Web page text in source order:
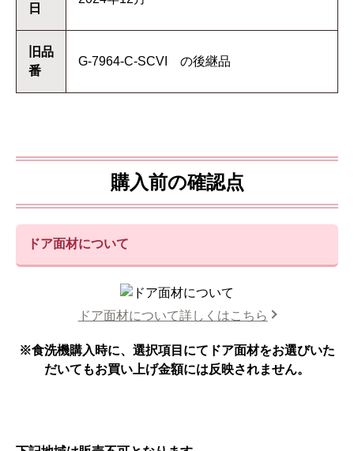
日
旧品
番
G-7964-C-SCVI の後継品
購入前の確認点
ドア面材について
ドア面材について詳しくはこちら
※食洗機購入時に、選択項目にてドア面材をお選びいた
だいてもお買い上げ金額には反映されません。